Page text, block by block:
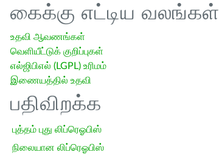
கைக்கு எட்டிய வலங்கள்
உதவி ஆவணங்கள்
வெளியீட்டுக் குறிப்புகள்
எல்ஜிபிஎல் (LGPL) உரிமம்
இணையத்தில் உதவி
பதிவிறக்க
புத்தம் புது லிப்ரெஓபிஸ்
நிலையான லிப்ரெஓபிஸ்